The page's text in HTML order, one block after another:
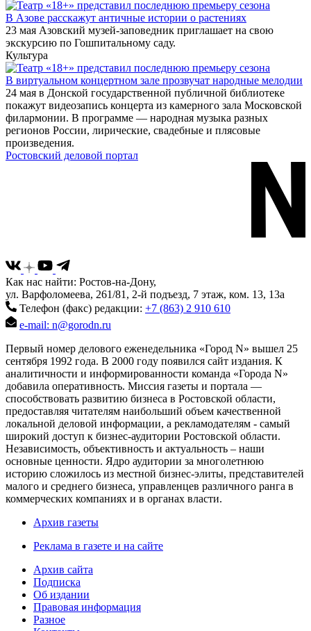
В Азове расскажут античные истории о растениях
23 мая Азовский музей-заповедник приглашает на свою
экскурсию по Гошпитальному саду.
Культура
В виртуальном концертном зале прозвучат народные мелодии
24 мая в Донской государственной публичной библиотеке
покажут видеозапись концерта из камерного зала Московской
филармонии. В программе — народная музыка разных
регионов России, лирические, свадебные и плясовые
произведения.
Ростовский деловой портал
Как нас найти: Ростов-на-Дону,
ул. Варфоломеева, 261/81, 2-й подъезд, 7 этаж, ком. 13, 13а
Телефон (факс) редакции: +7 (863) 2 910 610
e-mail: n@gorodn.ru
Первый номер делового еженедельника «Город N» вышел 25
сентября 1992 года. В 2000 году появился сайт издания. К
аналитичности и информированности команда «Города N»
добавила оперативность. Миссия газеты и портала —
способствовать развитию бизнеса в Ростовской области,
предоставляя читателям наибольший объем качественной
локальной деловой информации, а рекламодателям - самый
широкий доступ к бизнес-аудитории Ростовской области.
Независимость, объективность и актуальность – наши
основные ценности. Ядро аудитории за многолетнюю
историю сложилось из местной бизнес-элиты, представителей
малого и среднего бизнеса, управленцев различного ранга в
коммерческих компаниях и в органах власти.
Архив газеты
Реклама в газете и на сайте
Архив сайта
Подписка
Об издании
Правовая информация
Разное